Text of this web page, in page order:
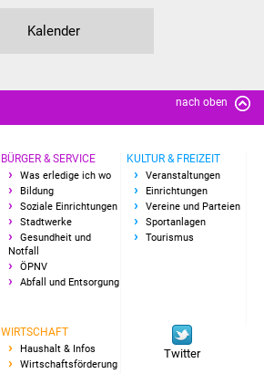
Kalender
nach oben
BÜRGER & SERVICE
Was erledige ich wo
Bildung
Soziale Einrichtungen
Stadtwerke
Gesundheit und
Notfall
ÖPNV
Abfall und Entsorgung
KULTUR & FREIZEIT
Veranstaltungen
Einrichtungen
Vereine und Parteien
Sportanlagen
Tourismus
WIRTSCHAFT
Haushalt & Infos
Wirtschaftsförderung
Twitter